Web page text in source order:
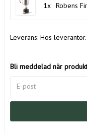
1x Robens
Leverans: Hos
Bli meddelad när